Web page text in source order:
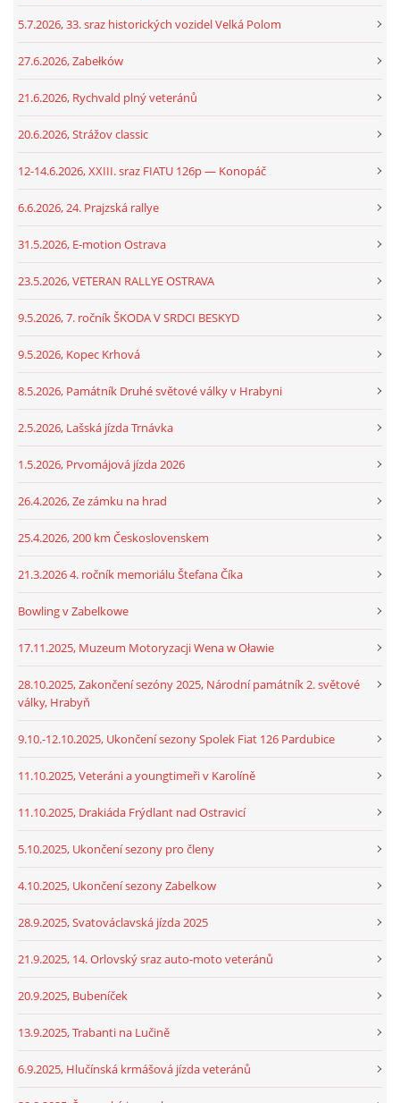
5.7.2026, 33. sraz historických vozidel Velká Polom
27.6.2026, Zabełków
21.6.2026, Rychvald plný veteránů
20.6.2026, Strážov classic
12-14.6.2026, XXIII. sraz FIATU 126p — Konopáč
6.6.2026, 24. Prajzská rallye
31.5.2026, E-motion Ostrava
23.5.2026, VETERAN RALLYE OSTRAVA
9.5.2026, 7. ročník ŠKODA V SRDCI BESKYD
9.5.2026, Kopec Krhová
8.5.2026, Památník Druhé světové války v Hrabyni
2.5.2026, Lašská jízda Trnávka
1.5.2026, Prvomájová jízda 2026
26.4.2026, Ze zámku na hrad
25.4.2026, 200 km Československem
21.3.2026 4. ročník memoriálu Štefana Číka
Bowling v Zabelkowe
17.11.2025, Muzeum Motoryzacji Wena w Oławie
28.10.2025, Zakončení sezóny 2025, Národní památník 2. světové
války, Hrabyň
9.10.-12.10.2025, Ukončení sezony Spolek Fiat 126 Pardubice
11.10.2025, Veteráni a youngtimeři v Karolíně
11.10.2025, Drakiáda Frýdlant nad Ostravicí
5.10.2025, Ukončení sezony pro členy
4.10.2025, Ukončení sezony Zabelkow
28.9.2025, Svatováclavská jízda 2025
21.9.2025, 14. Orlovský sraz auto-moto veteránů
20.9.2025, Bubeníček
13.9.2025, Trabanti na Lučině
6.9.2025, Hlučínská krmášová jízda veteránů